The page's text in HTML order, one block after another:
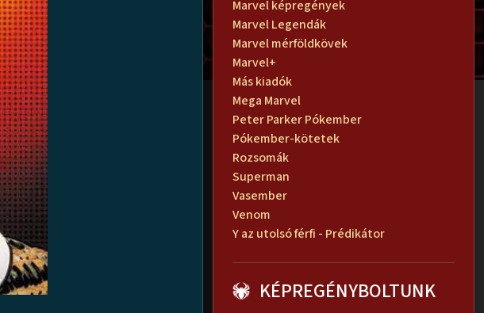
Marvel képregények
Marvel Legendák
Marvel mérföldkövek
Marvel+
Más kiadók
Mega Marvel
Peter Parker Pókember
Pókember-kötetek
Rozsomák
Superman
Vasember
Venom
Y az utolsó férfi - Prédikátor
KÉPREGÉNYBOLTUNK